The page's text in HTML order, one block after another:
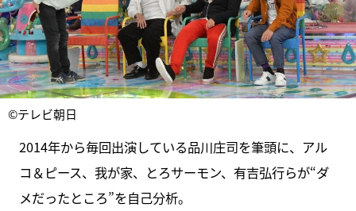
©テレビ朝日
2014年から毎回出演している品川庄司を筆頭に、アル
コ＆ピース、我が家、とろサーモン、有吉弘行らが“ダ
メだったところ”を自己分析。